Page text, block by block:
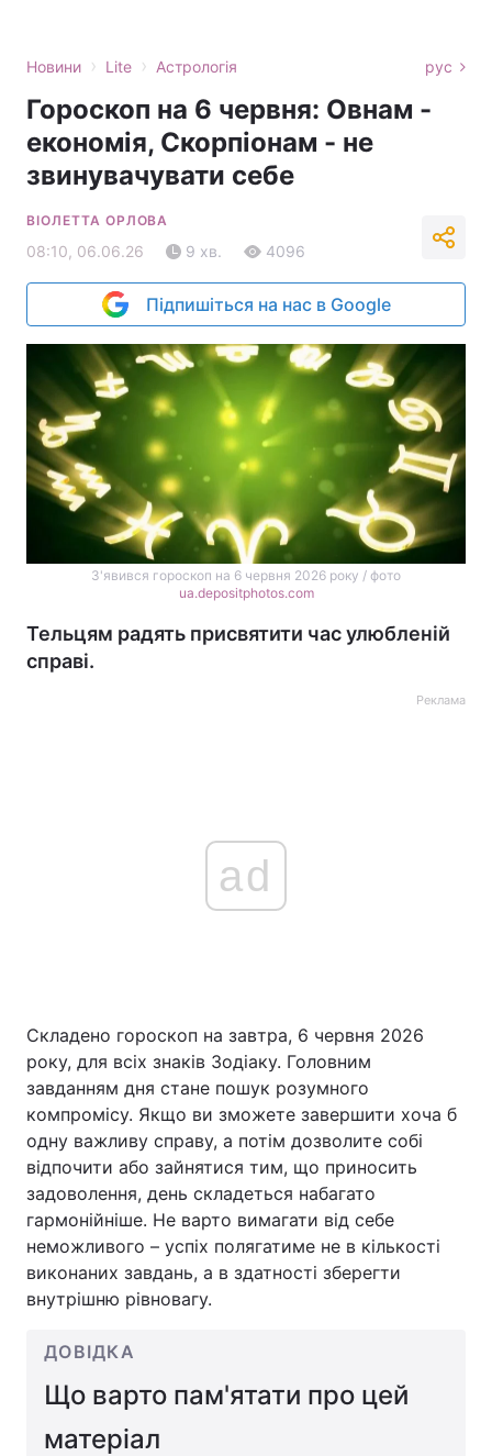
Новини › Lite › Астрологія рус
Гороскоп на 6 червня: Овнам -
економія, Скорпіонам - не
звинувачувати себе
ВІОЛЕТТА ОРЛОВА
08:10, 06.06.26 9 хв. 4096
Підпишіться на нас в Google
З'явився гороскоп на 6 червня 2026 року / фото
ua.depositphotos.com
Тельцям радять присвятити час улюбленій
справі.
Реклама
ad
Складено гороскоп на завтра, 6 червня 2026
року, для всіх знаків Зодіаку. Головним
завданням дня стане пошук розумного
компромісу. Якщо ви зможете завершити хоча б
одну важливу справу, а потім дозволите собі
відпочити або зайнятися тим, що приносить
задоволення, день складеться набагато
гармонійніше. Не варто вимагати від себе
неможливого – успіх полягатиме не в кількості
виконаних завдань, а в здатності зберегти
внутрішню рівновагу.
ДОВІДКА
Що варто пам'ятати про цей
матеріал